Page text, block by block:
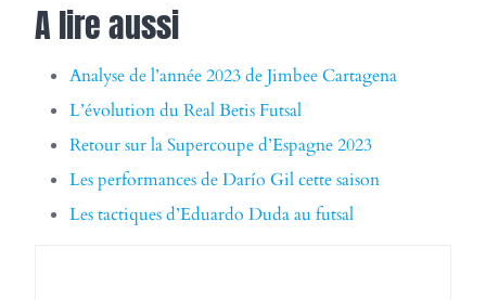
A lire aussi
Analyse de l’année 2023 de Jimbee Cartagena
L’évolution du Real Betis Futsal
Retour sur la Supercoupe d’Espagne 2023
Les performances de Darío Gil cette saison
Les tactiques d’Eduardo Duda au futsal